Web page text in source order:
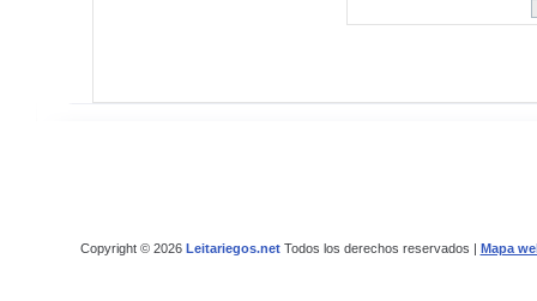
Copyright © 2026 Leitariegos.netTodos los derechos reservados | Mapa